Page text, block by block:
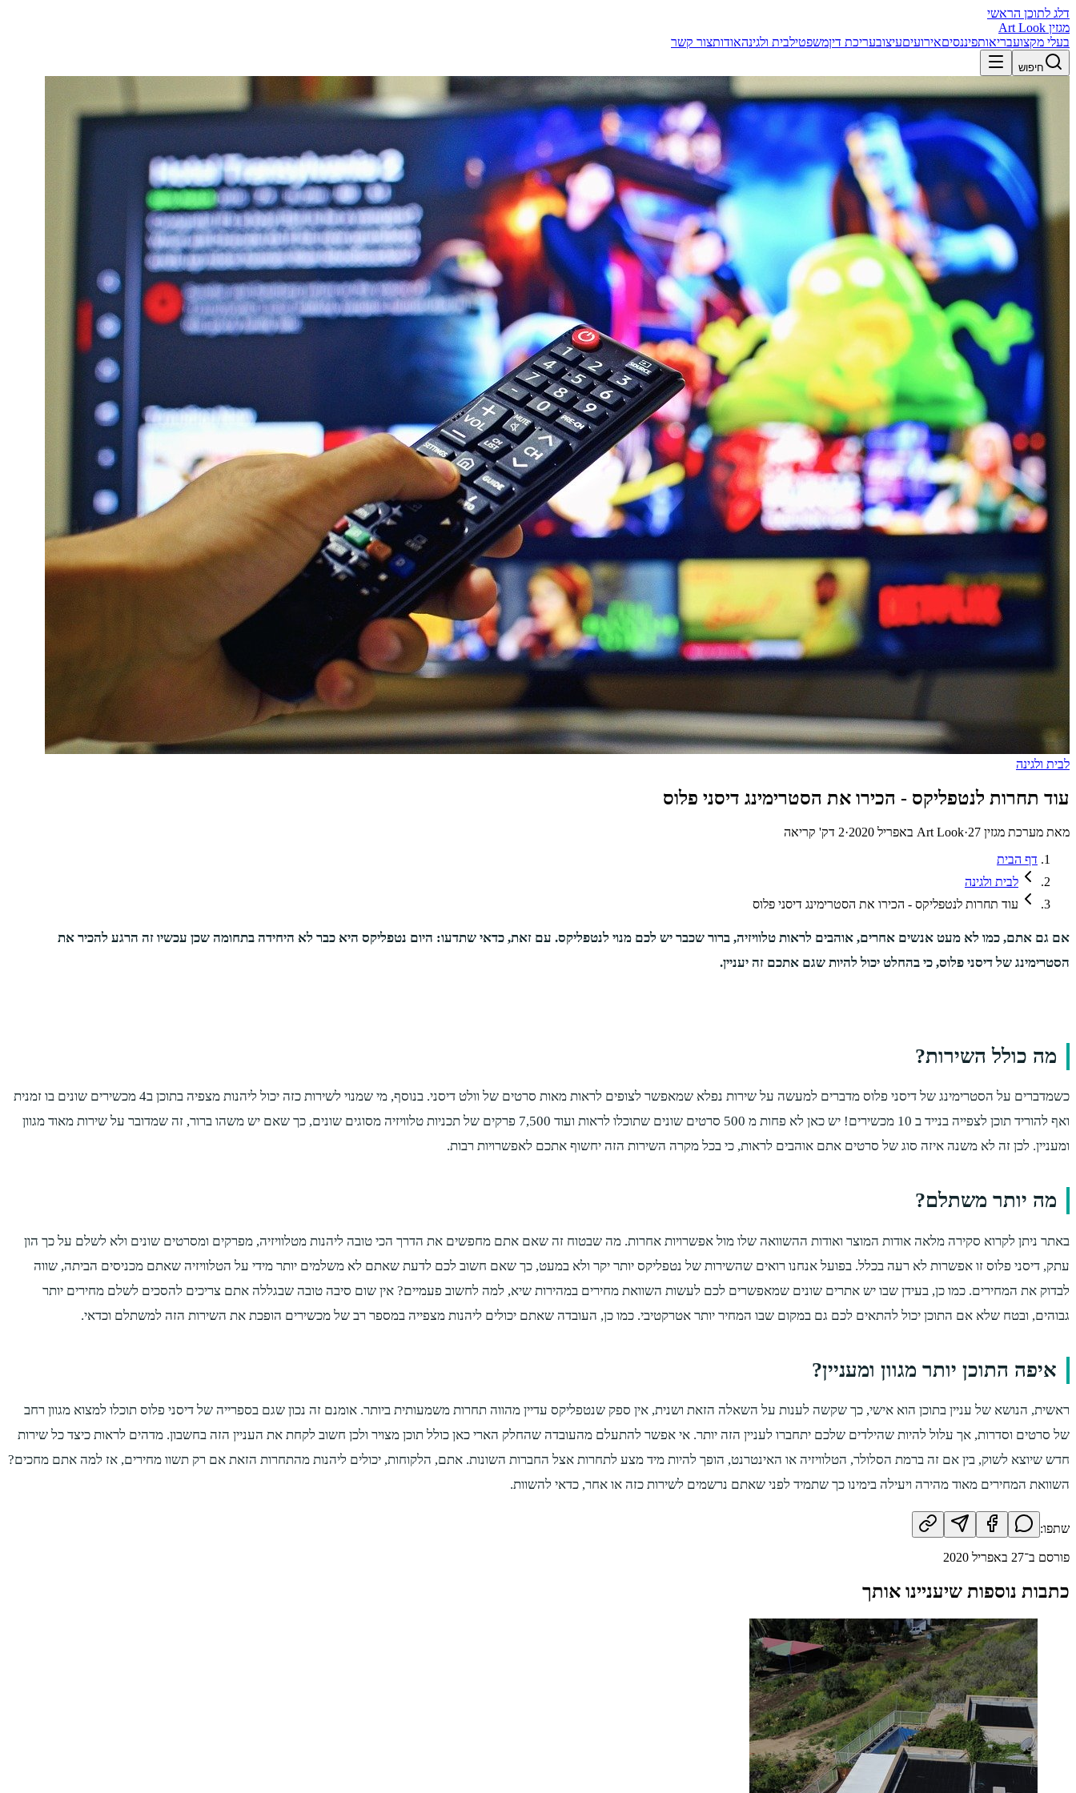
דלג לתוכן הראשי
מגזין Art Look
בעלי מקצועבריאותפיננסיםאירועיםעיצובעריכת דיןמשפטילבית ולגינהאודותצור קשר
חיפוש
לבית ולגינה
עוד תחרות לנטפליקס - הכירו את הסטרימינג דיסני פלוס
מאת מערכת מגזין Art Look ·27 באפריל 2020 ·
2 דק' קריאה
דף הבית
לבית ולגינה
עוד תחרות לנטפליקס - הכירו את הסטרימינג דיסני פלוס
אם גם אתם, כמו לא מעט אנשים אחרים, אוהבים לראות טלוויזיה, ברור שכבר יש לכם מנוי לנטפליקס. עם זאת, כדאי שתדעו: היום נטפליקס היא כבר לא היחידה בתחומה שכן עכשיו זה הרגע להכיר את
הסטרימינג של דיסני פלוס, כי בהחלט יכול להיות שגם אתכם זה יעניין.
מה כולל השירות?
כשמדברים על הסטרימינג של דיסני פלוס מדברים למעשה על שירות נפלא שמאפשר לצופים לראות מאות סרטים של וולט דיסני. בנוסף, מי שמנוי לשירות כזה יכול ליהנות מצפיה בתוכן ב4 מכשירים שונים בו זמנית
ואף להוריד תוכן לצפייה בנייד ב 10 מכשירים! יש כאן לא פחות מ 500 סרטים שונים שתוכלו לראות ועוד 7,500 פרקים של תכניות טלוויזיה מסוגים שונים, כך שאם יש משהו ברור, זה שמדובר על שירות מאוד מגוון
ומעניין. לכן זה לא משנה איזה סוג של סרטים אתם אוהבים לראות, כי בכל מקרה השירות הזה יחשוף אתכם לאפשרויות רבות.
מה יותר משתלם?
באתר ניתן לקרוא סקירה מלאה אודות המוצר ואודות ההשוואה שלו מול אפשרויות אחרות. מה שבטוח זה שאם אתם מחפשים את הדרך הכי טובה ליהנות מטלוויזיה, מפרקים ומסרטים שונים ולא לשלם על כך הון
עתק, דיסני פלוס זו אפשרות לא רעה בכלל. בפועל אנחנו רואים שהשירות של נטפליקס יותר יקר ולא במעט, כך שאם חשוב לכם לדעת שאתם לא משלמים יותר מידי על הטלוויזיה שאתם מכניסים הביתה, שווה
לבדוק את המחירים. כמו כן, בעידן שבו יש אתרים שונים שמאפשרים לכם לעשות השוואת מחירים במהירות שיא, למה לחשוב פעמיים? אין שום סיבה טובה שבגללה אתם צריכים להסכים לשלם מחירים יותר
גבוהים, ובטח שלא אם התוכן יכול להתאים לכם גם במקום שבו המחיר יותר אטרקטיבי. כמו כן, העובדה שאתם יכולים ליהנות מצפייה במספר רב של מכשירים הופכת את השירות הזה למשתלם וכדאי.
איפה התוכן יותר מגוון ומעניין?
ראשית, הנושא של עניין בתוכן הוא אישי, כך שקשה לענות על השאלה הזאת ושנית, אין ספק שנטפליקס עדיין מהווה תחרות משמעותית ביותר. אומנם זה נכון שגם בספרייה של דיסני פלוס תוכלו למצוא מגוון רחב
של סרטים וסדרות, אך עלול להיות שהילדים שלכם יתחברו לעניין הזה יותר. אי אפשר להתעלם מהעובדה שהחלק הארי כאן כולל תוכן מצויר ולכן חשוב לקחת את העניין הזה בחשבון. מדהים לראות כיצד כל שירות
חדש שיוצא לשוק, בין אם זה ברמת הסלולר, הטלוויזיה או האינטרנט, הופך להיות מיד מצע לתחרות אצל החברות השונות. אתם, הלקוחות, יכולים ליהנות מהתחרות הזאת אם רק תשוו מחירים, אז למה אתם מחכים?
השוואת המחירים מאוד מהירה ויעילה בימינו כך שתמיד לפני שאתם נרשמים לשירות כזה או אחר, כדאי להשוות.
שתפו:
פורסם ב־27 באפריל 2020
כתבות נוספות שיעניינו אותך